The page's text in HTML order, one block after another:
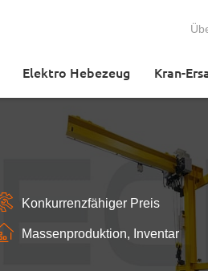
Elektro Hebezeug Kran-
Konkurrenzfähiger Preis
Massenproduktion, Inventar